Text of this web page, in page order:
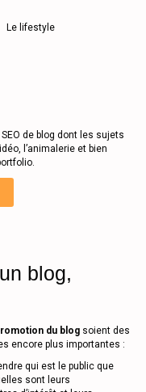
Le lifestyle
de blog dont les sujets
l’animalerie et bien
blog,
du blog soient des
encore plus importantes :
qui est le public que
sont leurs